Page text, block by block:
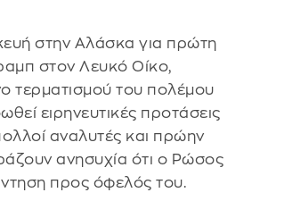
στην Αλάσκα για πρώτη
στον Λευκό Οίκο,
τερματισμού του πολέμου
ειρηνευτικές προτάσεις
αναλυτές και πρώην
ανησυχία ότι ο Ρώσος
προς όφελός του.